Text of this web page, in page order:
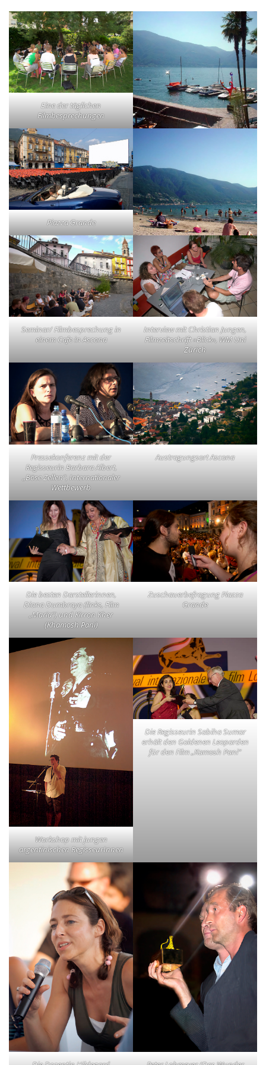
Eine der täglichen
Filmbesprechungen
Piazza Grande
Seminar/ Filmbesprechung in
einem Cafe in Ascona
Interview mit Christian Jungen,
Filmzeitschrift »Blick«, WM Uni
Zürich
Pressekonferenz mit der
Regisseurin Barbara Albert,
„Böse Zellen“, Internationaler
Wettbewerb
Austragungsort Ascona
Die besten Darstellerinnen,
Diana Dumbraya (links, Film
„Maria“) und Kirron Kher
(Khamosh Pani)
Zuschauerbefragung Piazza
Grande
Workshop mit jungen
argentinischen RegisseurInnen
Die Regisseurin Sabiha Sumar
erhält den Goldenen Leoparden
für den Film „Kamosh Pani“